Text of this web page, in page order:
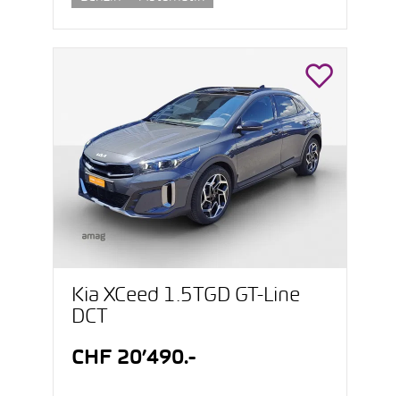
Kia XCeed 1.5TGD GT-Line
DCT
CHF 20’490.-